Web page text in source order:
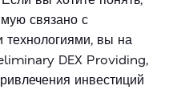
связано с
вы на
DEX Providing,
инвестиций